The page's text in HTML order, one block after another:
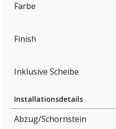
Farbe
Finish
Inklusive Scheibe
Installationsdetails
Abzug/Schornstein